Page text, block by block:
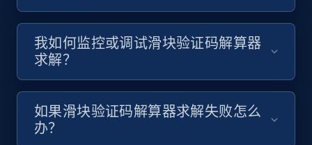
我如何监控或调试滑块验证码解算器
求解？
如果滑块验证码解算器求解失败怎么
办？